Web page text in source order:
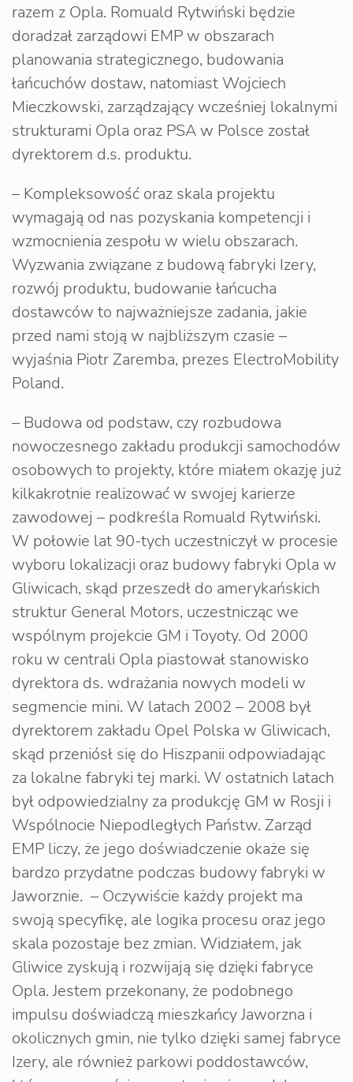
razem z Opla. Romuald Rytwiński będzie
doradzał zarządowi EMP w obszarach
planowania strategicznego, budowania
łańcuchów dostaw, natomiast Wojciech
Mieczkowski, zarządzający wcześniej lokalnymi
strukturami Opla oraz PSA w Polsce został
dyrektorem d.s. produktu.
– Kompleksowość oraz skala projektu
wymagają od nas pozyskania kompetencji i
wzmocnienia zespołu w wielu obszarach.
Wyzwania związane z budową fabryki Izery,
rozwój produktu, budowanie łańcucha
dostawców to najważniejsze zadania, jakie
przed nami stoją w najbliższym czasie –
wyjaśnia Piotr Zaremba, prezes ElectroMobility
Poland.
– Budowa od podstaw, czy rozbudowa
nowoczesnego zakładu produkcji samochodów
osobowych to projekty, które miałem okazję już
kilkakrotnie realizować w swojej karierze
zawodowej – podkreśla Romuald Rytwiński.
W połowie lat 90-tych uczestniczył w procesie
wyboru lokalizacji oraz budowy fabryki Opla w
Gliwicach, skąd przeszedł do amerykańskich
struktur General Motors, uczestnicząc we
wspólnym projekcie GM i Toyoty. Od 2000
roku w centrali Opla piastował stanowisko
dyrektora ds. wdrażania nowych modeli w
segmencie mini. W latach 2002 – 2008 był
dyrektorem zakładu Opel Polska w Gliwicach,
skąd przeniósł się do Hiszpanii odpowiadając
za lokalne fabryki tej marki. W ostatnich latach
był odpowiedzialny za produkcję GM w Rosji i
Wspólnocie Niepodległych Państw. Zarząd
EMP liczy, że jego doświadczenie okaże się
bardzo przydatne podczas budowy fabryki w
Jaworznie. – Oczywiście każdy projekt ma
swoją specyfikę, ale logika procesu oraz jego
skala pozostaje bez zmian. Widziałem, jak
Gliwice zyskują i rozwijają się dzięki fabryce
Opla. Jestem przekonany, że podobnego
impulsu doświadczą mieszkańcy Jaworzna i
okolicznych gmin, nie tylko dzięki samej fabryce
Izery, ale również parkowi poddostawców,